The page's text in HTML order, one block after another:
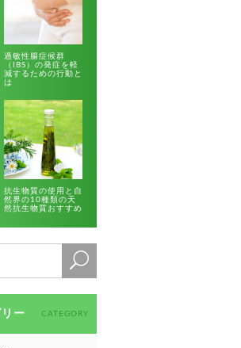
過敏性腸症候群
（IBS）の発症を軽
減するための行動と
は
抗生物質の使用と自
然界の10種類の天
然抗生物質おすすめ
ー CATEGORY